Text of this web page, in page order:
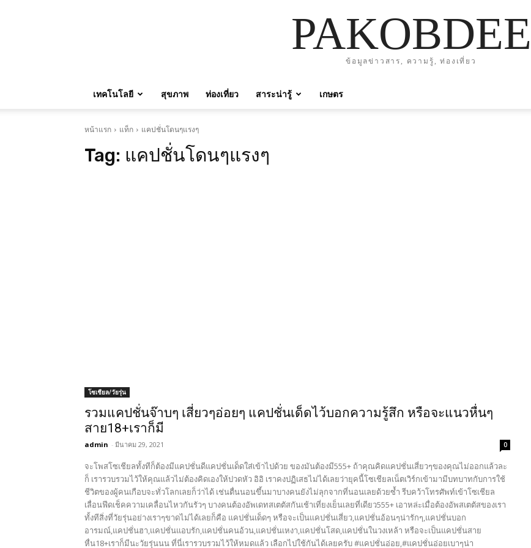
PAKOBDEE
ข้อมูลข่าวสาร, ความรู้, ท่องเที่ยว
เทคโนโลยี สุขภาพ ท่องเที่ยว สาระน่ารู้ เกษตร
หน้าแรก แท็ก แคปชั่นโดนๆแรงๆ
Tag: แคปชั่นโดนๆแรงๆ
โซเชียล/วัยรุ่น
รวมแคปชั่นจ๊าบๆ เสี่ยวๆอ่อยๆ แคปชั่นเด็ดไว้บอกความรู้สึก หรือจะแนวหื่นๆ
สาย18+เราก็มี
admin - มีนาคม 29, 2021 0
จะโพสโซเชียลทั้งทีก็ต้องมีแคปชั่นดีแคปชั่นเด็ดใส่เข้าไปด้วย ของมันต้องมี555+ ถ้าคุณคิดแคปชั่นเสี่ยวๆของคุณไม่ออกแล้วละ
ก็ เรารวบรวมไว้ให้คุณแล้วไม่ต้องคิดเองให้ปวดหัว อิอิ เราคงปฏิเสธไม่ได้เลยว่ายุคนี้โซเชียลเน็ตเวิร์กเข้ามามีบทบาทกับการใช้
ชีวิตของผู้คนเกือบจะทั่วโลกเลยก็ว่าได้ เช่นตื่นนอนขึ้นมาบางคนยังไม่ลุกจากที่นอนเลยด้วยซ้ำ รีบคว้าโทรศัพท์เข้าโซเชียล
เลื่อนฟีดเช็คความเคลื่อนไหวกันรัวๆ บางคนต้องอัพเดทสเตตัสกันเช้าเที่ยงเย็นเลยที่เดียว555+ เอาหล่ะเมื่อต้องอัพสเตตัสของเรา
ทั้งทีสิ่งที่วัยรุ่นอย่างเราๆขาดไม่ได้เลยก็คือ แคปชั่นเด็ดๆ หรือจะเป็นแคปชั่นเสี่ยว,แคปชั่นอ้อนๆน่ารักๆ,แคปชั่นบอก
อารมณ์,แคปชั่นฮา,แคปชั่นแอบรัก,แคปชั่นคนอ้วน,แคปชั่นเหงา,แคปชั่นโสด,แคปชั่นในวงเหล้า หรือจะเป็นแคปชั่นสาย
หื่น18+เราก็มีนะวัยรุ่นนน ที่นี่เรารวบรวมไว้ให้หมดแล้ว เลือกไปใช้กันได้เลยครับ #แคปชั่นอ่อย,#แคปชั่นอ่อยเบาๆน่า